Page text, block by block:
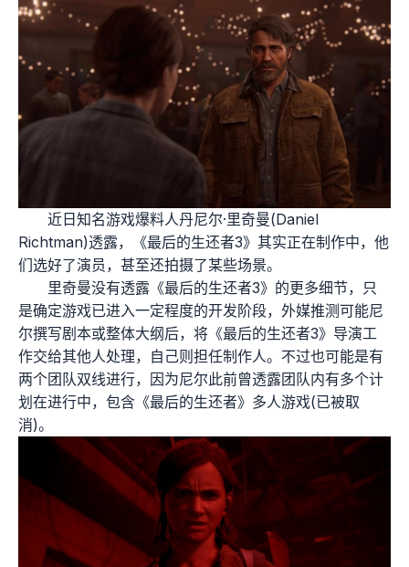
近日知名游戏爆料人丹尼尔·里奇曼(Daniel
Richtman)透露，《最后的生还者3》其实正在制作中，他
们选好了演员，甚至还拍摄了某些场景。
里奇曼没有透露《最后的生还者3》的更多细节，只
是确定游戏已进入一定程度的开发阶段，外媒推测可能尼
尔撰写剧本或整体大纲后，将《最后的生还者3》导演工
作交给其他人处理，自己则担任制作人。不过也可能是有
两个团队双线进行，因为尼尔此前曾透露团队内有多个计
划在进行中，包含《最后的生还者》多人游戏(已被取
消)。